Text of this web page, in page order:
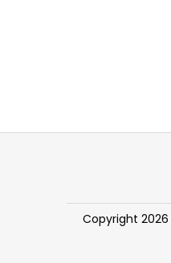
Z
Copyright 2026